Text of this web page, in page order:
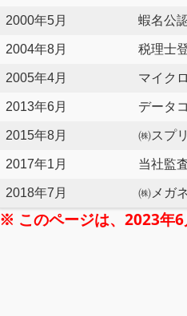
2000年5月 蝦名公
2004年8月 税理士
2005年4月 マイク
2013年6月 データ
2015年8月 ㈱スプ
2017年1月 当社監
2018年7月 ㈱メガ
※ このページは、2023年